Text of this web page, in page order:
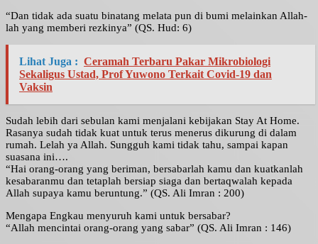
“Dan tidak ada suatu binatang melata pun di bumi melainkan Allah-
lah yang memberi rezkinya” (QS. Hud: 6)
Lihat Juga : Ceramah Terbaru Pakar Mikrobiologi
Sekaligus Ustad, Prof Yuwono Terkait Covid-19 dan
Vaksin
Sudah lebih dari sebulan kami menjalani kebijakan Stay At Home.
Rasanya sudah tidak kuat untuk terus menerus dikurung di dalam
rumah. Lelah ya Allah. Sungguh kami tidak tahu, sampai kapan
suasana ini….
“Hai orang-orang yang beriman, bersabarlah kamu dan kuatkanlah
kesabaranmu dan tetaplah bersiap siaga dan bertaqwalah kepada
Allah supaya kamu beruntung.” (QS. Ali Imran : 200)
Mengapa Engkau menyuruh kami untuk bersabar?
“Allah mencintai orang-orang yang sabar” (QS. Ali Imran : 146)